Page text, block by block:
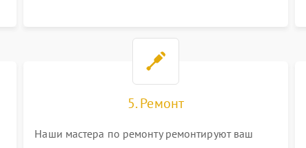
5. Ремонт
Наши мастера по ремонту ремонтируют ваш